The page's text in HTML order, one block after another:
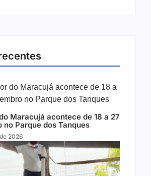
Maracujá acontece de 18 a 27
no Parque dos Tanques
2026